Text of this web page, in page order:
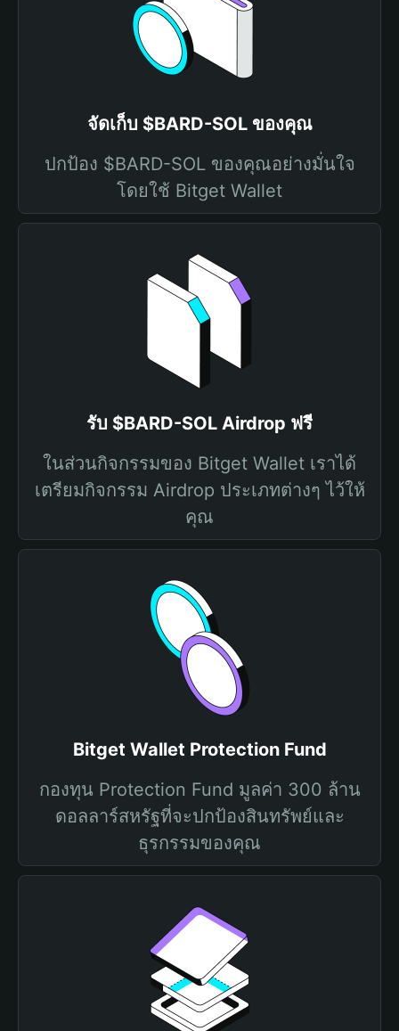
จัดเก็บ $BARD-SOL ของคุณ
ปกป้อง $BARD-SOL ของคุณอย่างมั่นใจ
โดยใช้ Bitget Wallet
รับ $BARD-SOL Airdrop ฟรี
ในส่วนกิจกรรมของ Bitget Wallet เราได้
เตรียมกิจกรรม Airdrop ประเภทต่างๆ ไว้ให้
คุณ
Bitget Wallet Protection Fund
กองทุน Protection Fund มูลค่า 300 ล้าน
ดอลลาร์สหรัฐที่จะปกป้องสินทรัพย์และ
ธุรกรรมของคุณ